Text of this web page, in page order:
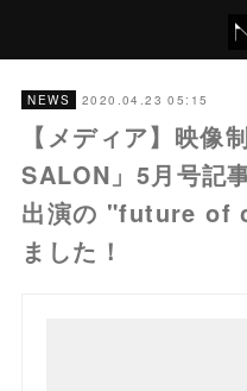
NEWS 2020.04.23 05:15
【メディア】映像
SALON」5月号記
出演の "future of
ました！